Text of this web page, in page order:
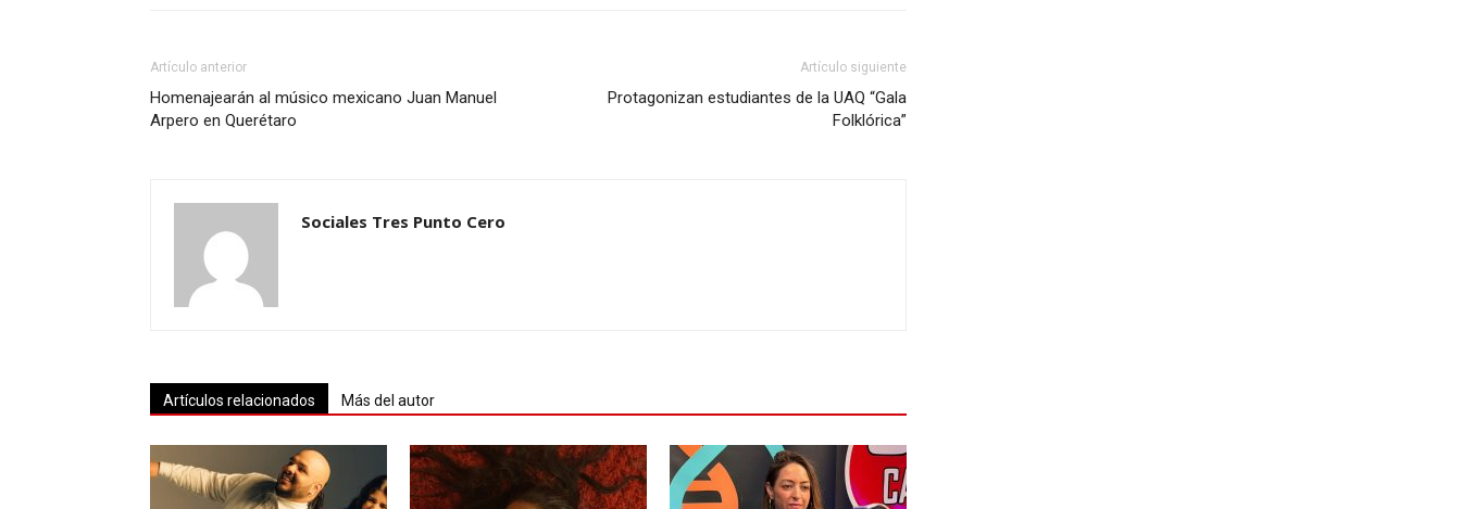
Artículo anterior
Homenajearán al músico mexicano Juan Manuel
Arpero en Querétaro
Artículo siguiente
Protagonizan estudiantes de la UAQ “Gala
Folklórica”
Sociales Tres Punto Cero
Artículos relacionados Más del autor